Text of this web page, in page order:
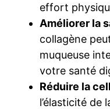
effort
Améliorer la
collagène
muqueuse
votre santé
Réduire la
l’élasticité de